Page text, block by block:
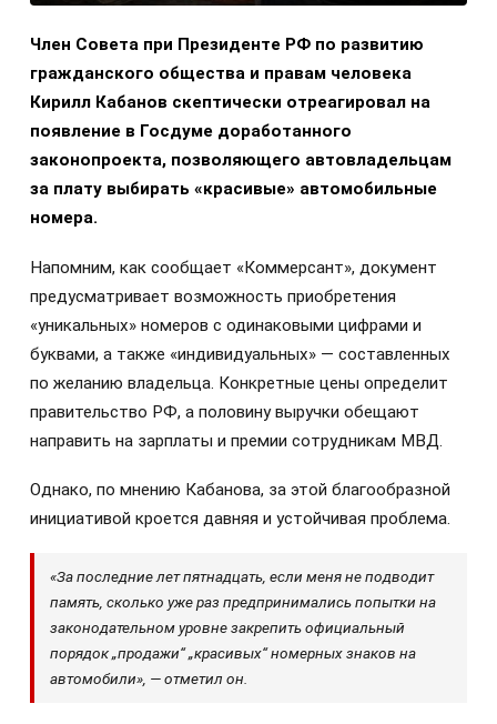
Член Совета при Президенте РФ по развитию
гражданского общества и правам человека
Кирилл Кабанов скептически отреагировал на
появление в Госдуме доработанного
законопроекта, позволяющего автовладельцам
за плату выбирать «красивые» автомобильные
номера.
Напомним, как сообщает «Коммерсант», документ
предусматривает возможность приобретения
«уникальных» номеров с одинаковыми цифрами и
буквами, а также «индивидуальных» — составленных
по желанию владельца. Конкретные цены определит
правительство РФ, а половину выручки обещают
направить на зарплаты и премии сотрудникам МВД.
Однако, по мнению Кабанова, за этой благообразной
инициативой кроется давняя и устойчивая проблема.
«За последние лет пятнадцать, если меня не подводит
память, сколько уже раз предпринимались попытки на
законодательном уровне закрепить официальный
порядок „продажи“ „красивых“ номерных знаков на
автомобили», — отметил он.